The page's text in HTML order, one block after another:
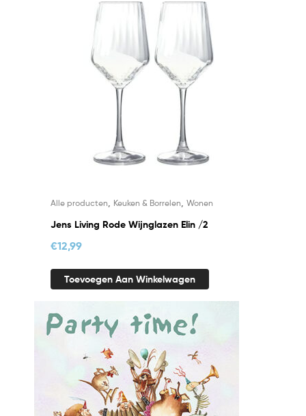
Alle producten Keuken & Borrelen Wonen
Jens Living Rode Wijnglazen Elin /2
€12,99
Toevoegen Aan Winkelwagen